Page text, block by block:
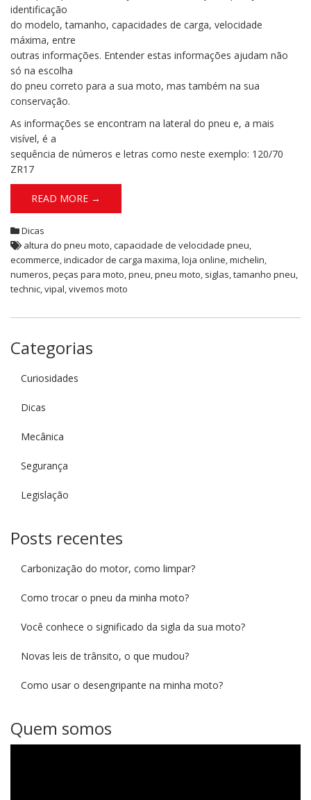
identificação
do modelo, tamanho, capacidades de carga, velocidade
máxima, entre
outras informações. Entender estas informações ajudam não
só na escolha
do pneu correto para a sua moto, mas também na sua
conservação.
As informações se encontram na lateral do pneu e, a mais
visível, é a
sequência de números e letras como neste exemplo: 120/70
ZR17
READ MORE →
Dicas
altura do pneu moto,capacidade de velocidade pneu,
ecommerce,indicador de carga maxima,loja online,michelin,
numeros,peças para moto,pneu,pneu moto, siglas,tamanho pneu,
technic,vipal,vivemos moto
Categorias
Curiosidades
Dicas
Mecânica
Segurança
Legislação
Posts recentes
Carbonização do motor, como limpar?
Como trocar o pneu da minha moto?
Você conhece o significado da sigla da sua moto?
Novas leis de trânsito, o que mudou?
Como usar o desengripante na minha moto?
Quem somos